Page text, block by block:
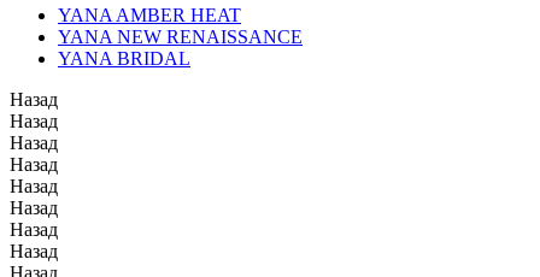
YANA AMBER HEAT
YANA NEW RENAISSANCE
YANA BRIDAL
Назад
Назад
Назад
Назад
Назад
Назад
Назад
Назад
Назад